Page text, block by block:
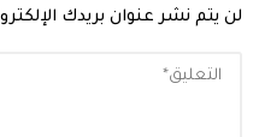
لن يتم نشر عنوان بريدك